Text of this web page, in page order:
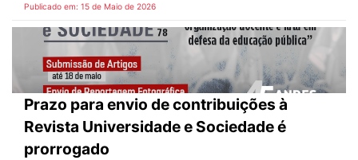
Publicado em: 15 de Maio de 2026
Prazo para envio de contribuições à
Revista Universidade e Sociedade é
prorrogado